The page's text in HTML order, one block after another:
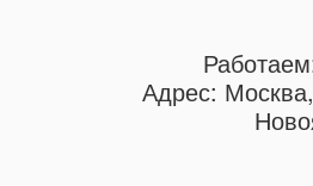
Адрес: